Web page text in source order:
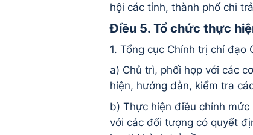
hội các tỉnh, thành phố chi
Điều 5. Tổ chức thực
1. Tổng cục Chính trị chỉ đạo
a) Chủ trì, phối hợp với các
hiện, hướng dẫn, kiểm tra
b) Thực hiện điều chỉnh
với các đối tượng có quyết